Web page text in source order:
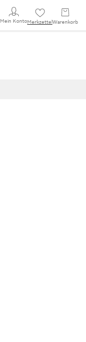
Mein KontoMerkzettel Warenkorb